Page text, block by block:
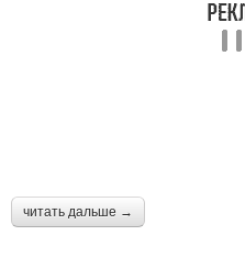
читать дальше →